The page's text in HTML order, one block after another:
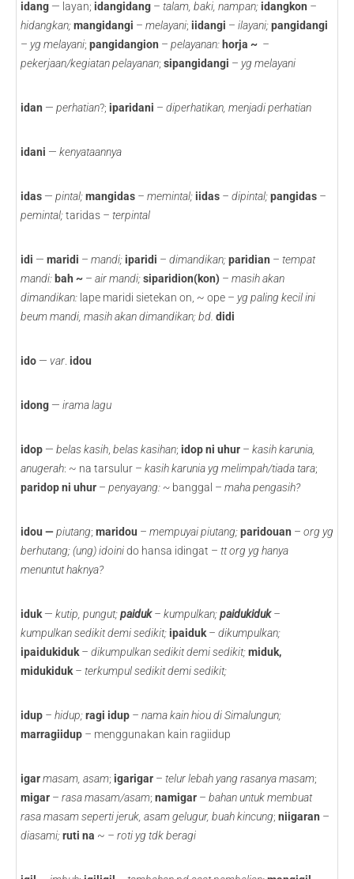
idang — layan; idangidang – talam, baki, nampan;idangkon –
hidangkan;mangidangi – melayani; iidangi – ilayani;pangidangi
– yg melayani; pangidangion – pelayanan: horja ~ –
pekerjaan/kegiatan pelayanan; sipangidangi – yg melayani
idan — perhatian?; iparidani – diperhatikan, menjadi perhatian
idani — kenyataannya
idas — pintal;mangidas – memintal;iidas – dipintal;pangidas –
pemintal;taridas – terpintal
idi — maridi – mandi;iparidi – dimandikan;paridian – tempat
mandi: bah ~ – air mandi;siparidion(kon) – masih akan
dimandikan: lape maridi sietekan on, ~ ope – yg paling kecil ini
beum mandi, masih akan dimandikan; bd. didi
ido — var idou
idong — irama lagu
idop — belas kasih belas kasihan; idop ni uhur – kasih karunia,
anugerah: ~ na tarsulur – kasih karunia yg melimpah/tiada tara;
paridop ni uhur – penyayang: ~ banggal – maha pengasih?
idou —piutang; maridou – mempuyai piutang;paridouan – org yg
berhutang; (ung)idoinido hansa idingat – tt org yg hanya
menuntut haknya?
iduk — kutip, pungut;paiduk– kumpulkan;paidukiduk–
kumpulkan sedikit demi sedikit;ipaiduk – dikumpulkan;
ipaidukiduk – dikumpulkan sedikit demi sedikit;miduk,
midukiduk – terkumpul sedikit demi sedikit;
idup – hidup;ragi idup – nama kain hiou di Simalungun;
marragiidup – menggunakan kain ragiidup
igarmasam, asam; igarigar – telur lebah yang rasanya masam;
migar – rasa masam/asam; namigar – bahan untuk membuat
rasa masam seperti jeruk, asam gelugur, buah kincung; niigaran –
diasami;ruti na ~ – roti yg tdk beragi